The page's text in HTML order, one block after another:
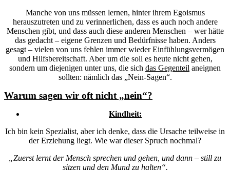
Manche von uns müssen lernen, hinter ihrem Egoismus
herauszutreten und zu verinnerlichen, dass es auch noch andere
Menschen gibt, und dass auch diese anderen Menschen – wer hätte
das gedacht – eigene Grenzen und Bedürfnisse haben. Anders
gesagt – vielen von uns fehlen immer wieder Einfühlungsvermögen
und Hilfsbereitschaft. Aber um die soll es heute nicht gehen,
sondern um diejenigen unter uns, die sich das Gegenteil aneignen
sollten: nämlich das „Nein-Sagen“.
Warum sagen wir oft nicht „nein“?
Kindheit:
Ich bin kein Spezialist, aber ich denke, dass die Ursache teilweise in
der Erziehung liegt. Wie war dieser Spruch nochmal?
„Zuerst lernt der Mensch sprechen und gehen, und dann – still zu
sitzen und den Mund zu halten“.